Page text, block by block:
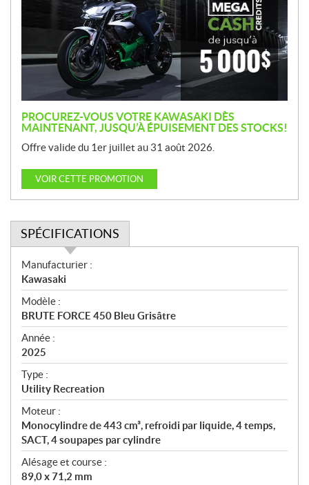
o
PROCUREZ-VOUS VOTRE KAWASAKI DÈS
MAINTENANT, JUSQU’À ÉPUISEMENT DES STOCKS!
Offre valide du 1er juillet au 31 août 2026.
VOIR CETTE PROMOTION
SPÉCIFICATIONS
S
p
é
c
i
f
i
c
a
t
i
o
n
s
Manufacturier :
Kawasaki
Modèle :
BRUTE FORCE 450 Bleu Grisâtre
Année :
2025
Type :
Utility Recreation
Moteur :
Monocylindre de 443 cm³, refroidi par liquide, 4 temps,
SACT, 4 soupapes par cylindre
Alésage et course :
89,0 x 71,2 mm